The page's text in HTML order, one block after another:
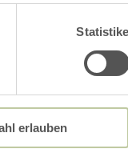
erlauben